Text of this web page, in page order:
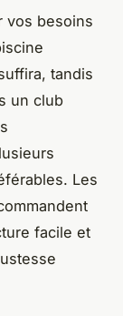
vos besoins
tandis
un club
Les
facile et